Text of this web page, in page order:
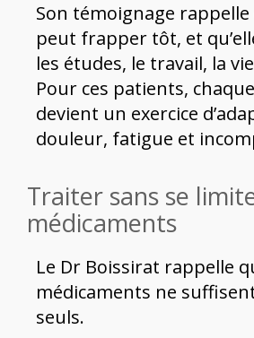
Son témoignage
peut frapper tôt, et
les études, le travail, la
Pour ces patients,
devient un exercice
douleur, fatigue et
Traiter sans se
médicaments
Le Dr Boissirat rappelle
médicaments ne
seuls.